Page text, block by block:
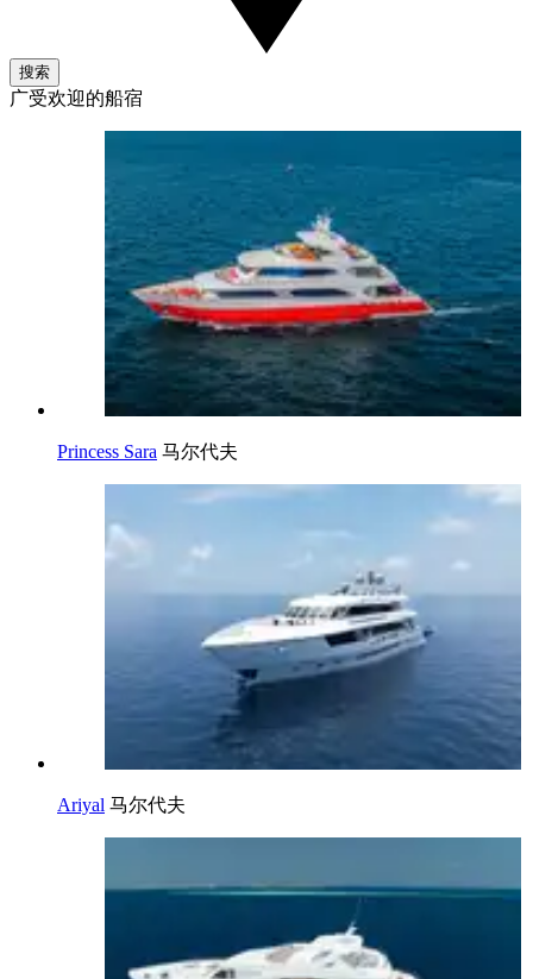
搜索
广受欢迎的船宿
Princess Sara 马尔代夫
Ariyal 马尔代夫